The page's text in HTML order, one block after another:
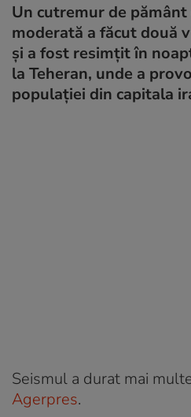
Un cutremur de
moderată a făcut două
şi a fost resimţit în
la Teheran, unde a
populaţiei din capitala
Seismul a durat mai
Agerpres.